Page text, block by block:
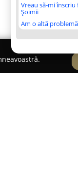
Vreau să-mi
Șoimii
Am o altă problemă